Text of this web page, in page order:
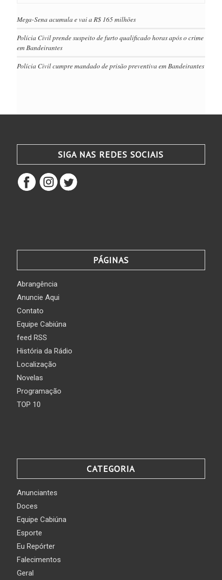
Mega-Sena acumula e vai a R$ 165 milhões
Polícia Civil prende suspeito de furto qualificado horas após o crime
em Bandeirantes
Polícia Civil cumpre mandado de prisão preventiva em Bandeirantes
SIGA NAS REDES SOCIAIS
PÁGINAS
Abrangência
Anuncie Aqui
Contato
Equipe Cabiúna
feed RSS
História da Rádio
Localização
Novelas
Programação
TOP 10
CATEGORIA
Anunciantes
Doces
Equipe Cabiúna
Esporte
Eu Repórter
Falecimentos
Geral